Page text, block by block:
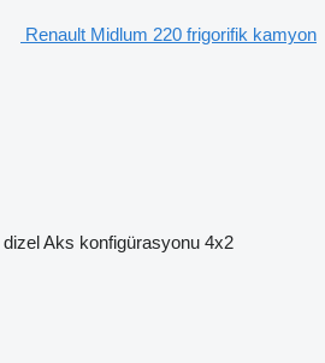
Renault Midlum 220 frigorifik kamyon
dizelAks konfigürasyonu 4x2